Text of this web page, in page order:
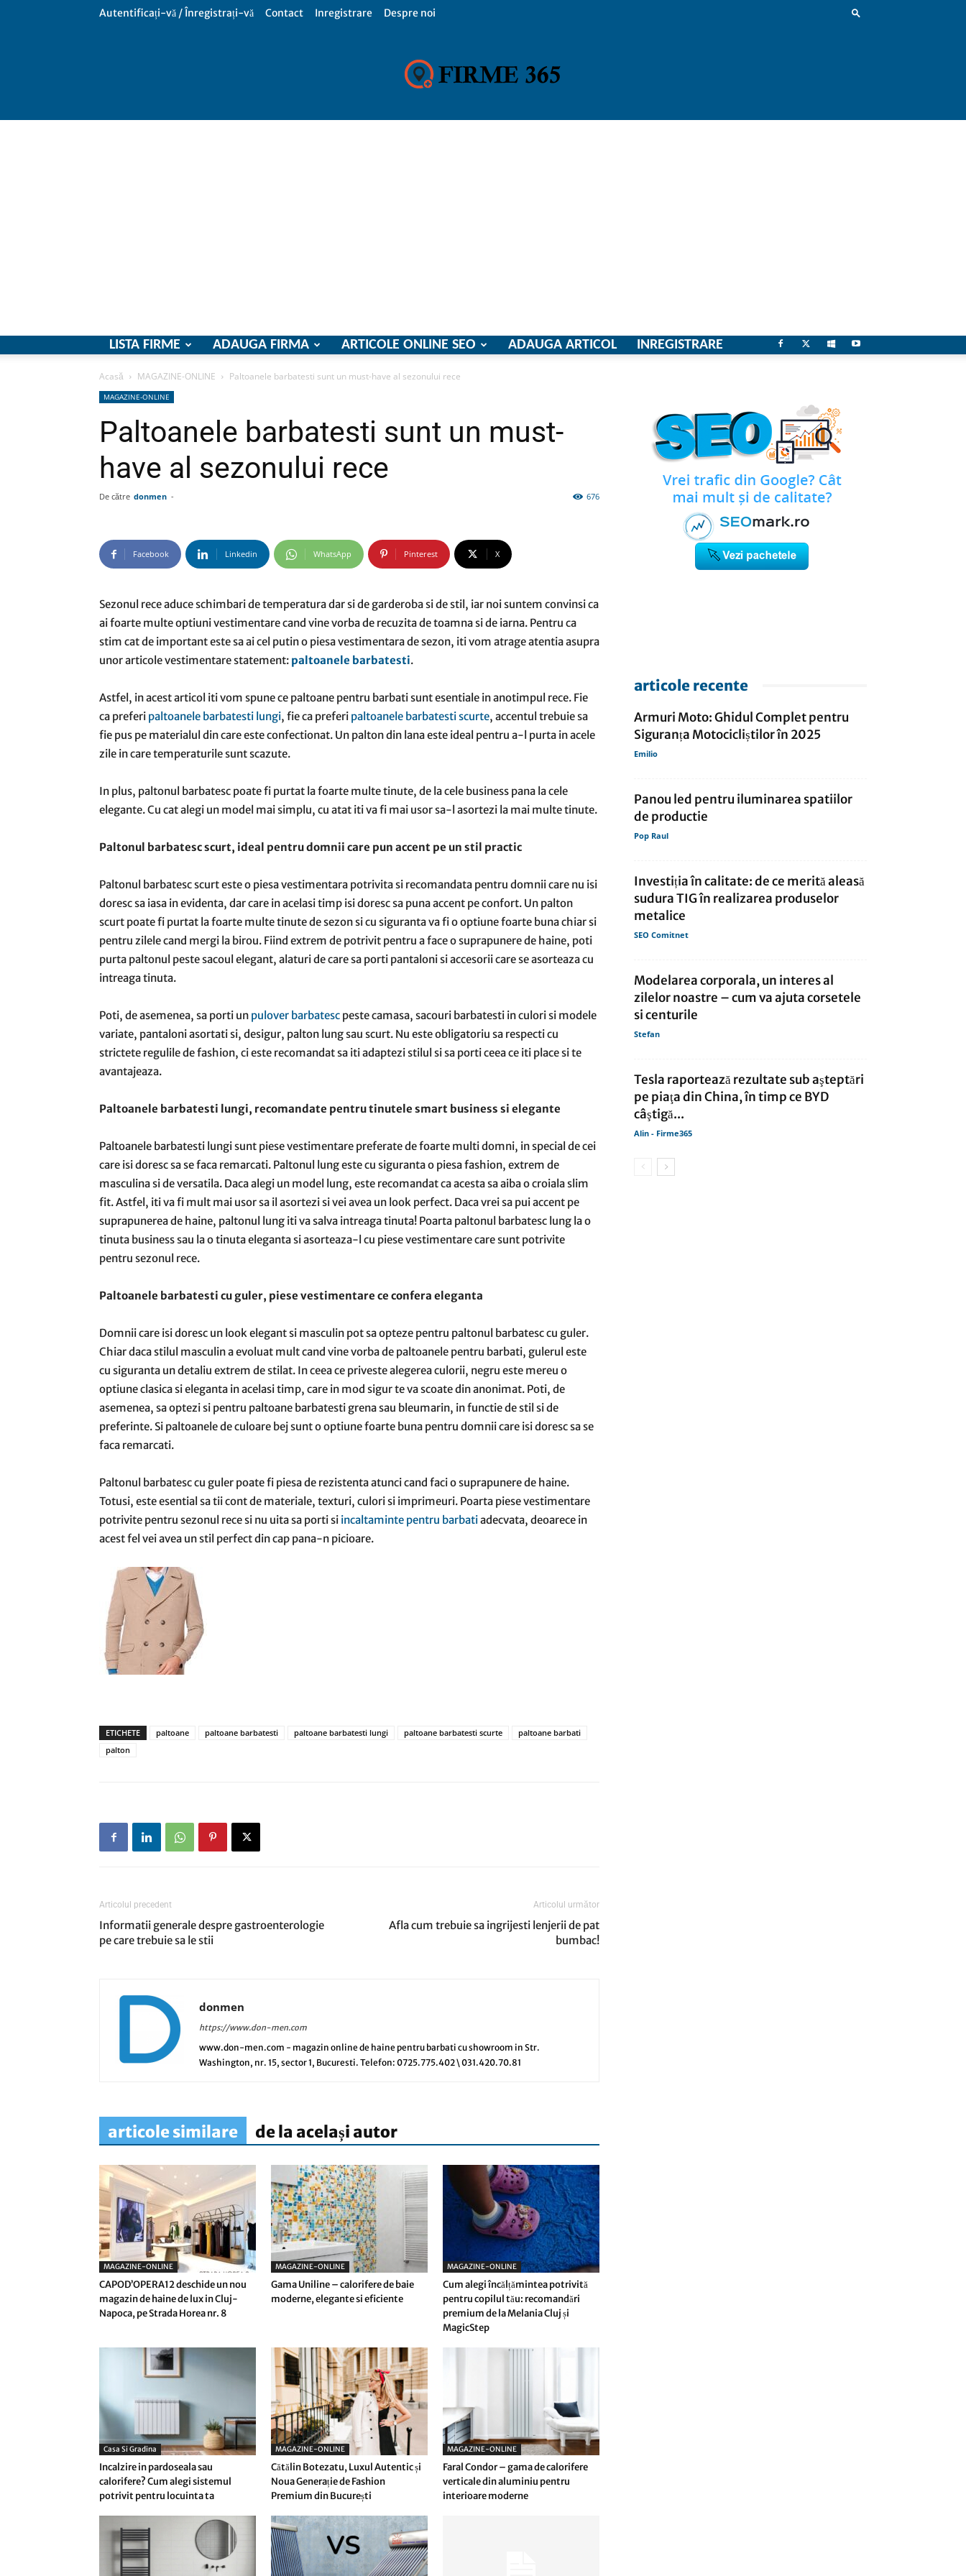
Autentificați-vă / Înregistrați-vă Contact Inregistrare Despre noi
comunicate
de
presa
LISTA FIRME ADAUGA FIRMA ARTICOLE ONLINE SEO ADAUGA ARTICOL INREGISTRARE
Acasă MAGAZINE-ONLINE Paltoanele barbatesti sunt un must-have al sezonului rece
MAGAZINE-ONLINE
Paltoanele barbatesti sunt un must-
have al sezonului rece
De către donmen - 676
Facebook Linkedin WhatsApp Pinterest X
Sezonul rece aduce schimbari de temperatura dar si de garderoba si de stil, iar noi suntem convinsi ca
ai foarte multe optiuni vestimentare cand vine vorba de recuzita de toamna si de iarna. Pentru ca
stim cat de important este sa ai cel putin o piesa vestimentara de sezon, iti vom atrage atentia asupra
unor articole vestimentare statement: paltoanele barbatesti.
Astfel, in acest articol iti vom spune ce paltoane pentru barbati sunt esentiale in anotimpul rece. Fie
ca preferi paltoanele barbatesti lungi, fie ca preferi paltoanele barbatesti scurte, accentul trebuie sa
fie pus pe materialul din care este confectionat. Un palton din lana este ideal pentru a-l purta in acele
zile in care temperaturile sunt scazute.
In plus, paltonul barbatesc poate fi purtat la foarte multe tinute, de la cele business pana la cele
elegante. Cu cat alegi un model mai simplu, cu atat iti va fi mai usor sa-l asortezi la mai multe tinute.
Paltonul barbatesc scurt, ideal pentru domnii care pun accent pe un stil practic
Paltonul barbatesc scurt este o piesa vestimentara potrivita si recomandata pentru domnii care nu isi
doresc sa iasa in evidenta, dar care in acelasi timp isi doresc sa puna accent pe confort. Un palton
scurt poate fi purtat la foarte multe tinute de sezon si cu siguranta va fi o optiune foarte buna chiar si
pentru zilele cand mergi la birou. Fiind extrem de potrivit pentru a face o suprapunere de haine, poti
purta paltonul peste sacoul elegant, alaturi de care sa porti pantaloni si accesorii care se asorteaza cu
intreaga tinuta.
Poti, de asemenea, sa porti un pulover barbatesc peste camasa, sacouri barbatesti in culori si modele
variate, pantaloni asortati si, desigur, palton lung sau scurt. Nu este obligatoriu sa respecti cu
strictete regulile de fashion, ci este recomandat sa iti adaptezi stilul si sa porti ceea ce iti place si te
avantajeaza.
Paltoanele barbatesti lungi, recomandate pentru tinutele smart business si elegante
Paltoanele barbatesti lungi sunt piese vestimentare preferate de foarte multi domni, in special de cei
care isi doresc sa se faca remarcati. Paltonul lung este cu siguranta o piesa fashion, extrem de
masculina si de versatila. Daca alegi un model lung, este recomandat ca acesta sa aiba o croiala slim
fit. Astfel, iti va fi mult mai usor sa il asortezi si vei avea un look perfect. Daca vrei sa pui accent pe
suprapunerea de haine, paltonul lung iti va salva intreaga tinuta! Poarta paltonul barbatesc lung la o
tinuta business sau la o tinuta eleganta si asorteaza-l cu piese vestimentare care sunt potrivite
pentru sezonul rece.
Paltoanele barbatesti cu guler, piese vestimentare ce confera eleganta
Domnii care isi doresc un look elegant si masculin pot sa opteze pentru paltonul barbatesc cu guler.
Chiar daca stilul masculin a evoluat mult cand vine vorba de paltoanele pentru barbati, gulerul este
cu siguranta un detaliu extrem de stilat. In ceea ce priveste alegerea culorii, negru este mereu o
optiune clasica si eleganta in acelasi timp, care in mod sigur te va scoate din anonimat. Poti, de
asemenea, sa optezi si pentru paltoane barbatesti grena sau bleumarin, in functie de stil si de
preferinte. Si paltoanele de culoare bej sunt o optiune foarte buna pentru domnii care isi doresc sa se
faca remarcati.
Paltonul barbatesc cu guler poate fi piesa de rezistenta atunci cand faci o suprapunere de haine.
Totusi, este esential sa tii cont de materiale, texturi, culori si imprimeuri. Poarta piese vestimentare
potrivite pentru sezonul rece si nu uita sa porti si incaltaminte pentru barbatiadecvata, deoarece in
acest fel vei avea un stil perfect din cap pana-n picioare.
ETICHETE paltoane paltoane barbatesti paltoane barbatesti lungi paltoane barbatesti scurte
paltoane barbati
palton
Articolul precedent
Informatii generale despre gastroenterologie
pe care trebuie sa le stii
Articolul următor
Afla cum trebuie sa ingrijesti lenjerii de pat
bumbac!
donmen
https://www.don-men.com
www.don-men.com - magazin online de haine pentru barbati cu showroom in Str.
Washington, nr. 15, sector 1, Bucuresti. Telefon: 0725.775.402 \ 031.420.70.81
articole similare de la același autor
MAGAZINE-ONLINE
CAPOD’OPERA12 deschide un nou
magazin de haine de lux in Cluj-
Napoca, pe Strada Horea nr. 8
MAGAZINE-ONLINE
Gama Uniline – calorifere de baie
moderne, elegante si eficiente
MAGAZINE-ONLINE
Cum alegi încălțămintea potrivită
pentru copilul tău: recomandări
premium de la Melania Cluj și
MagicStep
Casa Si Gradina
Incalzire in pardoseala sau
calorifere? Cum alegi sistemul
potrivit pentru locuinta ta
MAGAZINE-ONLINE
Cătălin Botezatu, Luxul Autentic și
Noua Generație de Fashion
Premium din București
MAGAZINE-ONLINE
Faral Condor – gama de calorifere
verticale din aluminiu pentru
interioare moderne
articole recente
Armuri Moto: Ghidul Complet pentru
Siguranța Motocicliștilor în 2025
Emilio
Panou led pentru iluminarea spatiilor
de productie
Pop Raul
Investiția în calitate: de ce merită aleasă
sudura TIG în realizarea produselor
metalice
SEO Comitnet
Modelarea corporala, un interes al
zilelor noastre – cum va ajuta corsetele
si centurile
Stefan
Tesla raportează rezultate sub aşteptări
pe piaţa din China, în timp ce BYD
câştigă...
Alin - Firme365